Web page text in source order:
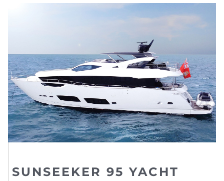
SUNSEEKER 95 YACHT